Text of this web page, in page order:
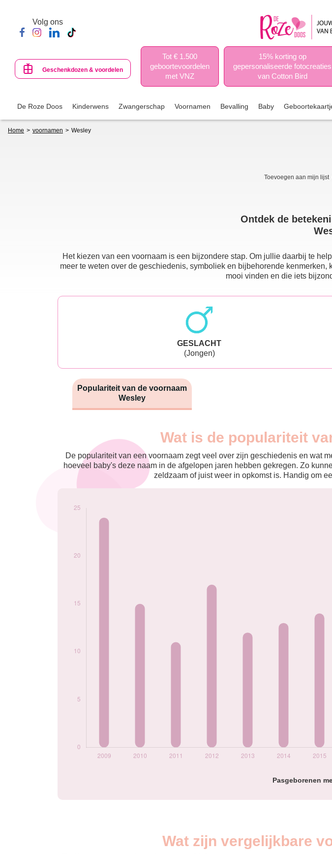
content
Volg ons
Geschenkdozen & voordelen
Tot € 1.500
geboortevoordelen
met VNZ
15% korting op
gepersonaliseerde fotocreaties
van Cotton Bird
De Roze Doos Kinderwens Zwangerschap Voornamen Bevalling Baby
Home voornamen Wesley
Toevoegen aan mijn lijst
Ontdek de
Het kiezen van een voornaam is een bijzondere stap. Om jullie daarbij te
meer te weten over de geschiedenis, symboliek en bijbehorende
mooi vinden en die iets
GESLACHT
(Jongen)
Populariteit van de voornaam
Wesley
Wat is de populariteit
De populariteit van een voornaam zegt veel over zijn geschiedenis en wat
hoeveel baby's deze naam in de afgelopen jaren hebben gekregen. Zo
zeldzaam of juist weer in opkomst is. Handig om
Pasgeborenen
2009
24
2010
15
2014
13
Wat zijn vergelijkbare